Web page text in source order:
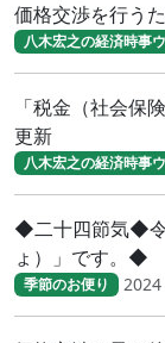
価格交渉を行う
八木宏之の経済時事
「税金（社会
更新
八木宏之の経済時事
◆二十四節気◆令
ょ）」です。◆
季節のお便り